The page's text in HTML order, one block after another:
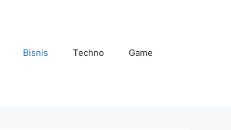
Bisnis Techno Game